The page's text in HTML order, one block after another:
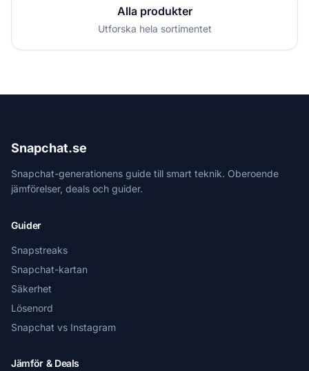
Alla produkter
Utforska hela sortimentet
Snapchat.se
Snapchat-generationens guide till smart teknik. Oberoende
jämförelser, deals och guider.
Guider
Snapstreaks
Snapchat-kartan
Säkerhet
Lösenord
Snapchat vs Instagram
Jämför & Deals